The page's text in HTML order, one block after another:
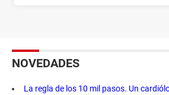
NOVEDADES
La regla de los 10 mil pasos. Un